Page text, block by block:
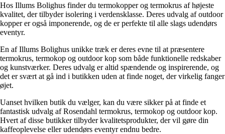
Hos Illums Bolighus finder du termokopper og termokrus af højeste
kvalitet, der tilbyder isolering i verdensklasse. Deres udvalg af outdoor
kopper er også imponerende, og de er perfekte til alle slags udendørs
eventyr.
En af Illums Bolighus unikke træk er deres evne til at præsentere
termokrus, termokop og outdoor kop som både funktionelle redskaber
og kunstværker. Deres udvalg er altid spændende og inspirerende, og
det er svært at gå ind i butikken uden at finde noget, der virkelig fanger
øjet.
Uanset hvilken butik du vælger, kan du være sikker på at finde et
fantastisk udvalg af Rosendahl termokrus, termokop og outdoor kop.
Hvert af disse butikker tilbyder kvalitetsprodukter, der vil gøre din
kaffeoplevelse eller udendørs eventyr endnu bedre.